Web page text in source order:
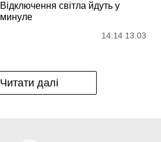
Відключення світла йдуть у
минуле
14:14 13.03
Читати далі